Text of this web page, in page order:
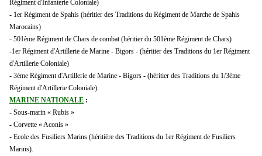
Régiment d'Infanterie Coloniale)
- 1er Régiment de Spahis (héritier des Traditions du Régiment de Marche de Spahis
Marocains)
- 501ème Régiment de Chars de combat (héritier du 501ème Régiment de Chars)
-1er Régiment d'Artillerie de Marine - Bigors - (héritier des Traditions du 1er Régiment
d'Artillerie Coloniale)
- 3ème Régiment d'Artillerie de Marine - Bigors - (héritier des Traditions du 1/3ème
Régiment d'Artillerie Coloniale).
MARINE NATIONALE :
- Sous-marin « Rubis »
- Corvette « Aconis »
- Ecole des Fusiliers Marins (héritière des Traditions du 1er Régiment de Fusiliers
Marins).